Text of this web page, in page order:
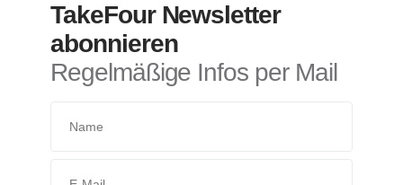
TakeFour Newsletter
abonnieren
Regelmäßige Infos per Mail